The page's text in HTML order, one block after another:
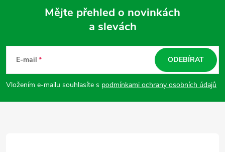
p
a
Mějte přehled o novinkách
a slevách
E-mail
Vložením e-mailu souhlasíte s podmínkami ochrany osobních údajů
ODEBÍRAT